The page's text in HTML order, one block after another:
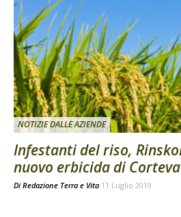
NOTIZIE DALLE AZIENDE
Infestanti del riso,
nuovo erbicida di Corteva
Di Redazione Terra e Vita 11 Luglio 2019